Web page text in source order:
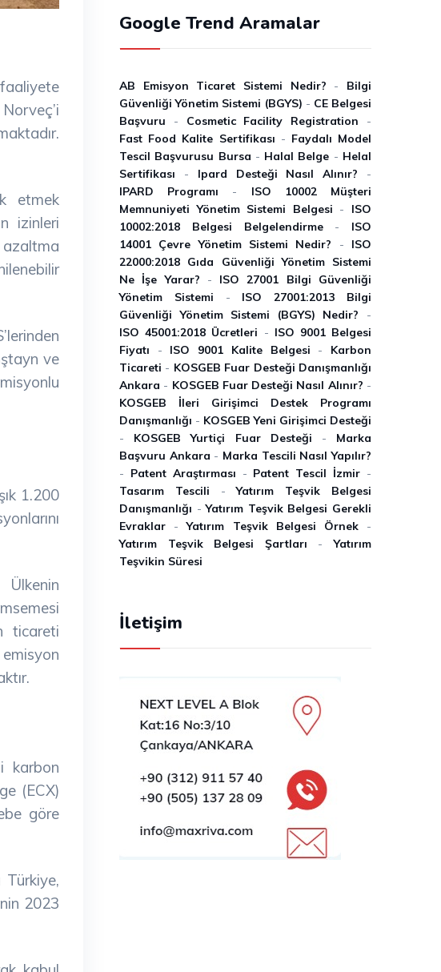
etmek
izinleri
azaltma
ve
1.200
ticareti
karbon
(ECX)
göre
Türkiye,
2023
Google Trend Aramalar
AB Emisyon Ticaret Sistemi Nedir? - Bilgi
Güvenliği Yönetim Sistemi (BGYS) - CE Belgesi
Başvuru - Cosmetic Facility Registration -
Fast Food Kalite Sertifikası - Faydalı Model
Tescil Başvurusu Bursa - Halal Belge - Helal
Sertifikası - Ipard Desteği Nasıl Alınır? -
IPARD Programı - ISO 10002 Müşteri
Memnuniyeti Yönetim Sistemi Belgesi - ISO
10002:2018 Belgesi Belgelendirme- ISO
14001 Çevre Yönetim Sistemi Nedir? - ISO
22000:2018 Gıda Güvenliği Yönetim Sistemi
Ne İşe Yarar? - ISO 27001 Bilgi Güvenliği
Yönetim Sistemi - ISO 27001:2013 Bilgi
Güvenliği Yönetim Sistemi (BGYS) Nedir? -
ISO 45001:2018 Ücretleri - ISO 9001 Belgesi
Fiyatı - ISO 9001 Kalite Belgesi - Karbon
Ticareti - KOSGEB Fuar Desteği Danışmanlığı
Ankara - KOSGEB Fuar Desteği Nasıl Alınır? -
KOSGEB İleri Girişimci Destek Programı
Danışmanlığı - KOSGEB Yeni Girişimci Desteği
- KOSGEB Yurtiçi Fuar Desteği - Marka
Başvuru Ankara - Marka Tescili Nasıl Yapılır?
- Patent Araştırması - Patent Tescil İzmir -
Tasarım Tescili -Yatırım Teşvik Belgesi
Danışmanlığı -Yatırım Teşvik Belgesi Gerekli
Evraklar -Yatırım Teşvik Belgesi Örnek-
Yatırım Teşvik Belgesi Şartları -Yatırım
Teşvikin Süresi
İletişim